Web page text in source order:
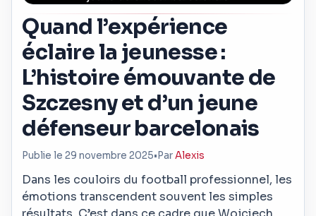
Quand l’expérience
éclaire la jeunesse :
L’histoire émouvante de
Szczesny et d’un jeune
défenseur barcelonais
Publie le 29 novembre 2025• ParAlexis
Dans les couloirs du football professionnel, les
émotions transcendent souvent les simples